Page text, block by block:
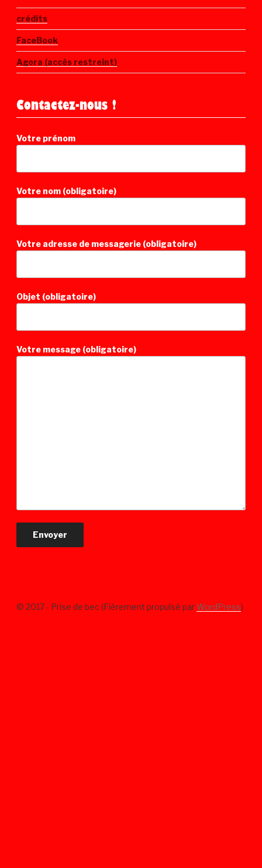
crédits
FaceBook
Agora (accès restreint)
Contactez-nous !
Votre prénom
Votre nom (obligatoire)
Votre adresse de messagerie (obligatoire)
Objet (obligatoire)
Votre message (obligatoire)
© 2017 - Prise de bec (Fièrement propulsé parWordPress)